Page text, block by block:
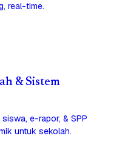
real-time.
& Sistem
e-rapor, & SPP
untuk sekolah.